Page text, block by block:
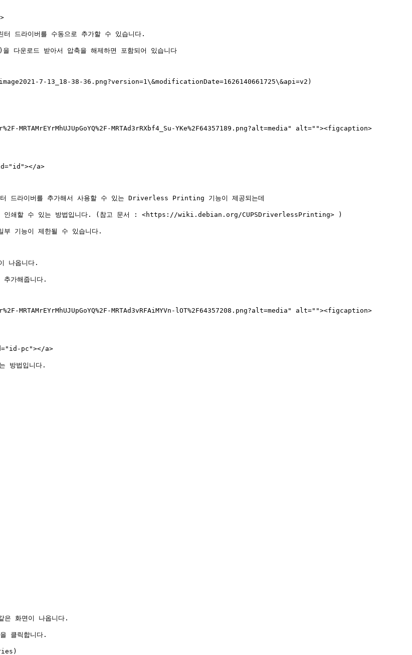
드라이버를 수동으로 추가할 수 있습니다.
다운로드 받아서 압축을 해제하면 포함되어 있습니다
7-13_18-38-36.png?version=1\&modificationDate=1626140661725\&api=v2)
MRTAd3rRXbf4_Su-YKe%2F64357189.png?alt=media" alt=""><figcaption>
id="id"></a>
터 드라이버를 추가해서 사용할 수 있는 Driverless Printing 기능이 제공되는데
에도 인쇄할 수 있는 방법입니다. (참고 문서 : <https://wiki.debian.org/CUPSDriverlessPrinting> )
부 기능이 제한될 수 있습니다.
나옵니다.
가해줍니다.
MRTAd3vRFAiMYVn-lOT%2F64357208.png?alt=media" alt=""><figcaption>
pc"></a>
방법입니다.
은 화면이 나옵니다.
클릭합니다.